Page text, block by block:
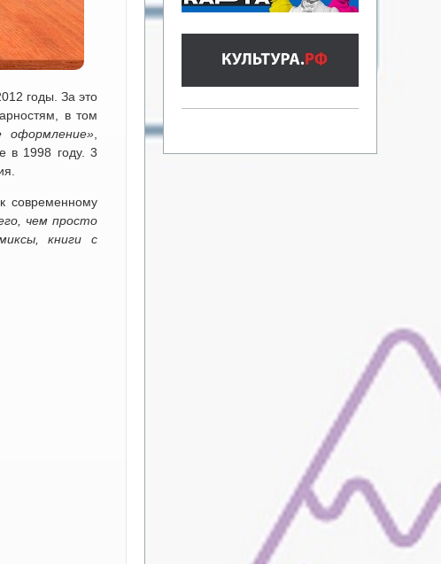
годы. За это
в том
оформление»,
в 1998 году. 3
современному
чем просто
книги с